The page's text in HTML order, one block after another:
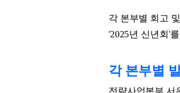
각 본부별 회고
'2025년 신년회'
각 본부별
전략사업본부 서